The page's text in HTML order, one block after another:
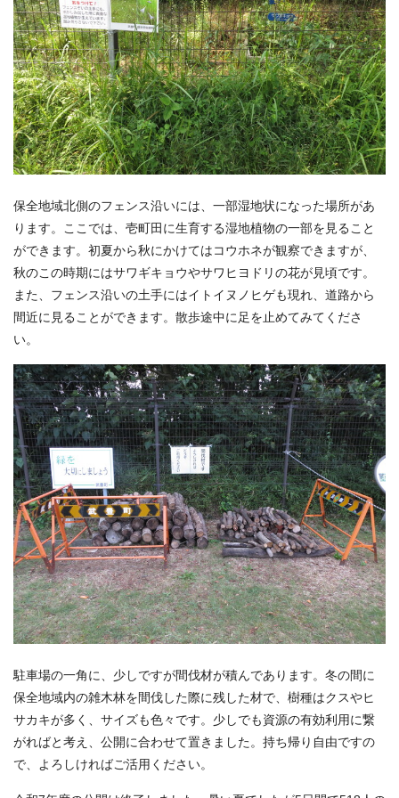
保全地域北側のフェンス沿いには、一部湿地状になった場所があ
ります。ここでは、壱町田に生育する湿地植物の一部を見ること
ができます。初夏から秋にかけてはコウホネが観察できますが、
秋のこの時期にはサワギキョウやサワヒヨドリの花が見頃です。
また、フェンス沿いの土手にはイトイヌノヒゲも現れ、道路から
間近に見ることができます。散歩途中に足を止めてみてくださ
い。
駐車場の一角に、少しですが間伐材が積んであります。冬の間に
保全地域内の雑木林を間伐した際に残した材で、樹種はクスやヒ
サカキが多く、サイズも色々です。少しでも資源の有効利用に繋
がればと考え、公開に合わせて置きました。持ち帰り自由ですの
で、よろしければご活用ください。